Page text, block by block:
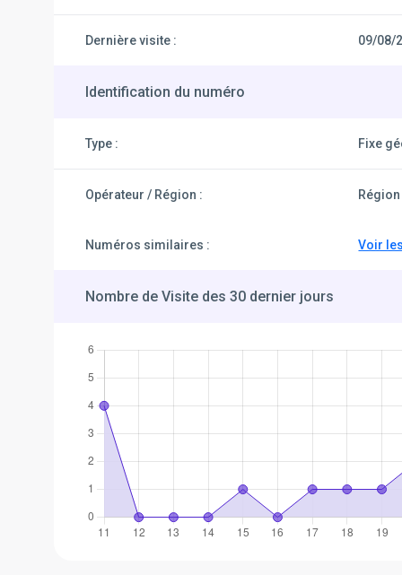
Dernière visite : 09/08/
Identification du numéro
Type : Fixe
Opérateur / Région :
Numéros similaires : Voir
Nombre de Visite des 30 dernier jours